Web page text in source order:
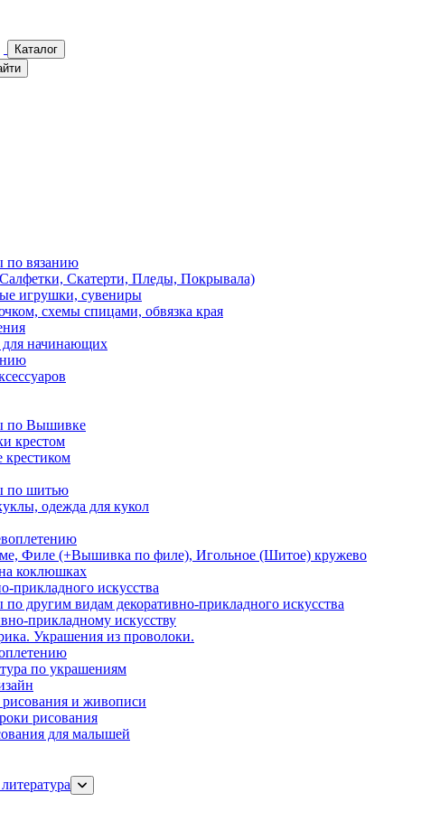
Каталог
вязанию
Скатерти, Пледы, Покрывала)
игрушки, сувениры
схемы спицами, обвязка края
начинающих
по Вышивке
крестом
по шитью
одежда для кукол
Филе (+Вышивка по филе), Игольное (Шитое) кружево
коклюшках
прикладного искусства
другим видам декоративно-прикладного искусства
прикладному искусству
Украшения из проволоки.
по украшениям
и живописи
рисования
для малышей